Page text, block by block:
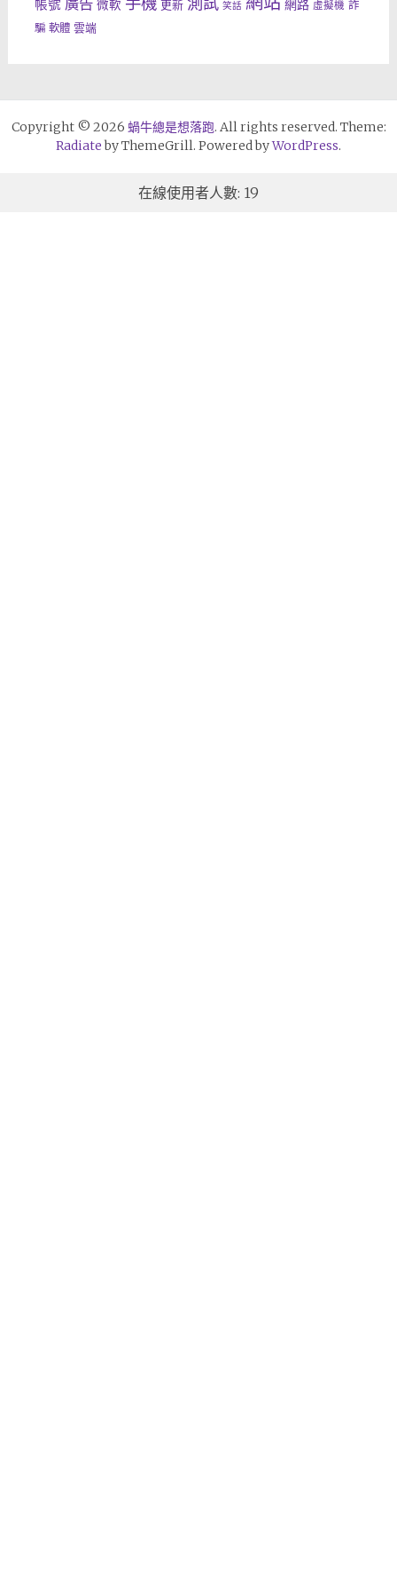
帳號 微軟 更新 笑話 網路 虛擬機 詐
騙 軟體 雲端
Copyright © 2026 蝸牛總是想落跑. All rights reserved. Theme:
Radiateby ThemeGrill. Powered byWordPress.
在線使用者人數: 19